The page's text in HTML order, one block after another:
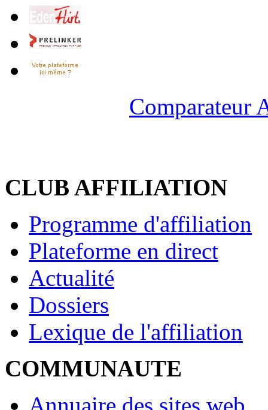
Comparateur
CLUB AFFILIATION
Programme d'affiliation
Plateforme en direct
Actualité
Dossiers
Lexique de l'affiliation
COMMUNAUTE
Annuaire des sites web